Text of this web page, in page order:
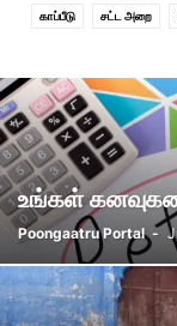
காப்பீடு சட்ட அறை
உங்கள்
Poongaatru Portal -